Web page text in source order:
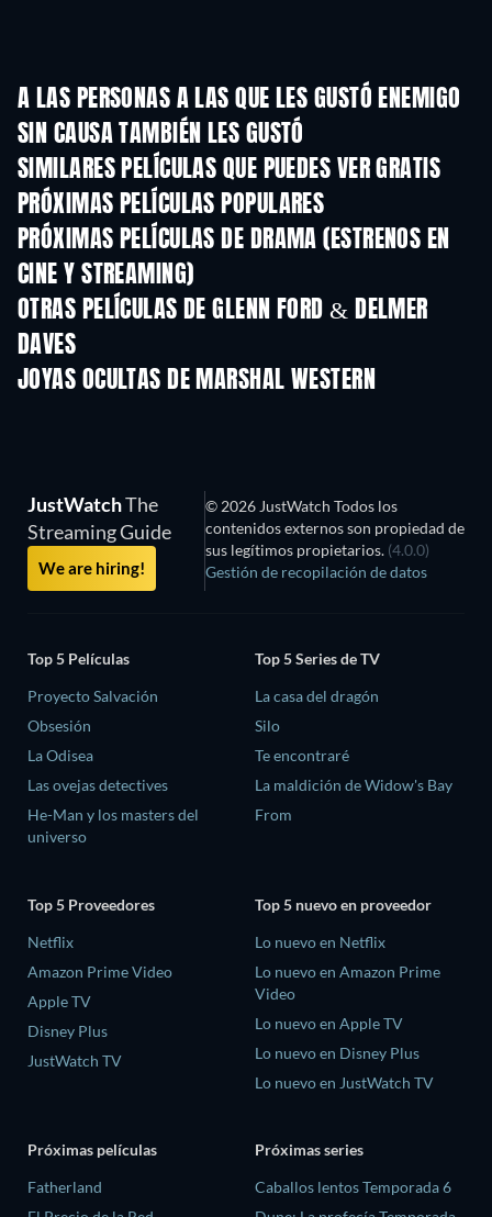
A LAS PERSONAS A LAS QUE LES GUSTÓ ENEMIGO
SIN CAUSA TAMBIÉN LES GUSTÓ
TV
SIMILARES PELÍCULAS QUE PUEDES VER GRATIS
PRÓXIMAS PELÍCULAS POPULARES
PRÓXIMAS PELÍCULAS DE DRAMA (ESTRENOS EN
CINE Y STREAMING)
OTRAS PELÍCULAS DE GLENN FORD & DELMER
DAVES
JOYAS OCULTAS DE MARSHAL WESTERN
TV
JustWatchThe
Streaming Guide
We are hiring!
© 2026 JustWatch Todos los
contenidos externos son propiedad de
sus legítimos propietarios. (4.0.0)
Gestión de recopilación de datos
Top 5 Películas
Proyecto Salvación
Obsesión
La Odisea
Las ovejas detectives
He-Man y los masters del
universo
Top 5 Series de TV
La casa del dragón
Silo
Te encontraré
La maldición de Widow's Bay
From
Top 5 Proveedores
Netflix
Amazon Prime Video
Apple TV
Disney Plus
JustWatch TV
Top 5 nuevo en proveedor
Lo nuevo en Netflix
Lo nuevo en Amazon Prime
Video
Lo nuevo en Apple TV
Lo nuevo en Disney Plus
Lo nuevo en JustWatch TV
Próximas películas
Fatherland
Próximas series
Caballos lentos Temporada 6